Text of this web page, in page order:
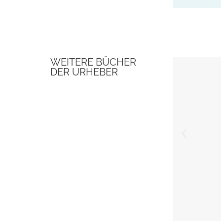
WEITERE BÜCHER
DER URHEBER